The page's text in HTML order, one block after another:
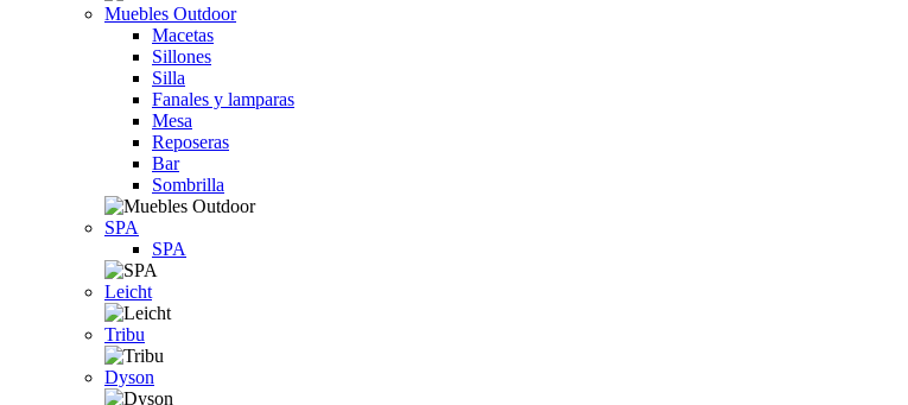
Muebles Outdoor
Macetas
Sillones
Silla
Fanales y lamparas
Mesa
Reposeras
Bar
Sombrilla
SPA
SPA
Leicht
Tribu
Dyson